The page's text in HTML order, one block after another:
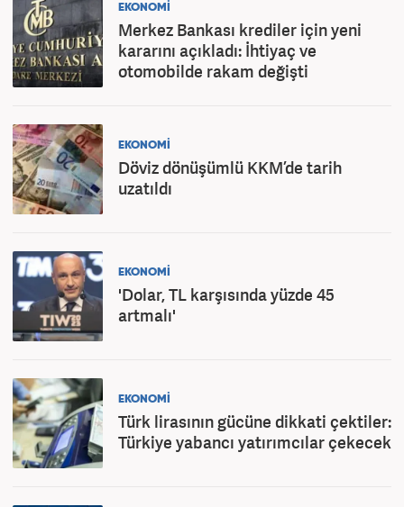
EKONOMİ
Merkez Bankası krediler için yeni
kararını açıkladı: İhtiyaç ve
otomobilde rakam değişti
EKONOMİ
Döviz dönüşümlü KKM’de tarih
uzatıldı
EKONOMİ
'Dolar, TL karşısında yüzde 45
artmalı'
EKONOMİ
Türk lirasının gücüne dikkati çektiler:
Türkiye yabancı yatırımcılar çekecek